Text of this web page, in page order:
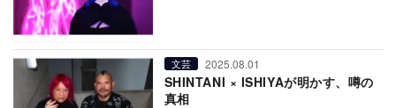
文芸 2025.08.01
SHINTANI × ISHIYAが明かす、噂の
真相